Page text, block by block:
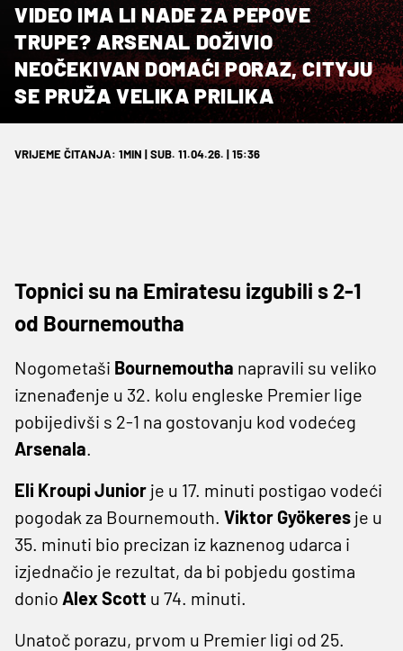
VIDEO IMA LI NADE ZA PEPOVE
TRUPE? ARSENAL DOŽIVIO
NEOČEKIVAN DOMAĆI PORAZ, CITYJU
SE PRUŽA VELIKA PRILIKA
VRIJEME ČITANJA: 1MIN | SUB. 11.04.26. | 15:36
Topnici su na Emiratesu izgubili s 2-1
od Bournemoutha
Nogometaši Bournemoutha napravili su veliko
iznenađenje u 32. kolu engleske Premier lige
pobijedivši s 2-1 na gostovanju kod vodećeg
Arsenala.
Eli Kroupi Junior je u 17. minuti postigao vodeći
pogodak za Bournemouth. Viktor Gyökeres je u
35. minuti bio precizan iz kaznenog udarca i
izjednačio je rezultat, da bi pobjedu gostima
donio Alex Scott u 74. minuti.
Unatoč porazu, prvom u Premier ligi od 25.